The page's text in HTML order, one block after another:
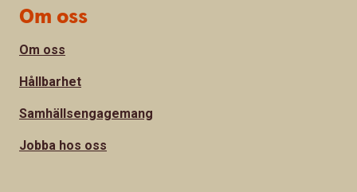
Om oss
Om oss
Hållbarhet
Samhällsengagemang
Jobba hos oss